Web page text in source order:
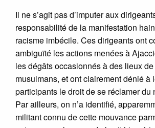
Il ne s’agit pas d’imputer aux
responsabilité de la manifestation
racisme imbécile. Ces dirigeants ont
ambiguïté les actions menées à
les dégâts occasionnés à des lieux
musulmans, et ont clairement dénié à
participants le droit de se réclamer du
Par ailleurs, on n’a identifié,
militant connu de cette mouvance